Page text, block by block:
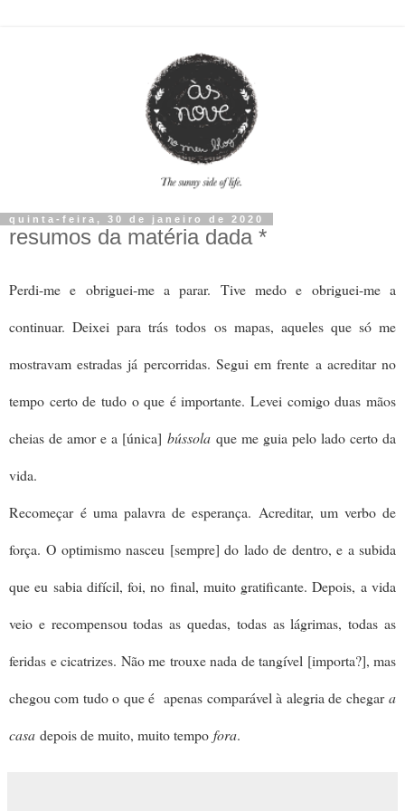
quinta-feira, 30 de janeiro de 2020
resumos da matéria dada *
Perdi-me e obriguei-me a parar. Tive medo e obriguei-me a
continuar. Deixei para trás todos os mapas, aqueles que só me
mostravam estradas já percorridas. Segui em frente a acreditar no
tempo certo de tudo o que é importante. Levei comigo duas mãos
cheias de amor e a [única] bússola que me guia pelo lado certo da
vida.
Recomeçar é uma palavra de esperança. Acreditar, um verbo de
força. O optimismo nasceu [sempre] do lado de dentro, e a subida
que eu sabia difícil, foi, no final, muito gratificante. Depois, a vida
veio e recompensou todas as quedas, todas as lágrimas, todas as
feridas e cicatrizes. Não me trouxe nada de tangível [importa?], mas
chegou com tudo o que é apenas comparável à alegria de chegara
casa depois de muito, muito tempo fora.